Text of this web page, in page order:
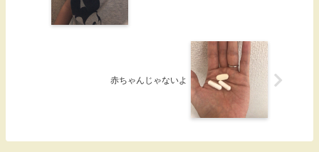
赤ちゃんじゃないよ